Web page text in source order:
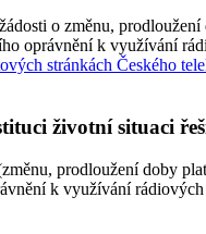
o změnu,
oprávnění k využívání
stránkách Českého
životní situaci
prodloužení doby
k využívání